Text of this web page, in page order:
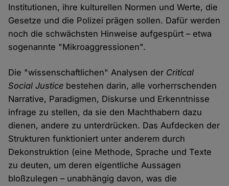
Institutionen, ihre kulturellen Normen und Werte, die
Gesetze und die Polizei prägen sollen. Dafür werden
noch die schwächsten Hinweise aufgespürt – etwa
sogenannte "Mikroaggressionen".
Die "wissenschaftlichen" Analysen der Critical
Social Justice bestehen darin, alle vorherrschenden
Narrative, Paradigmen, Diskurse und Erkenntnisse
infrage zu stellen, da sie den Machthabern dazu
dienen, andere zu unterdrücken. Das Aufdecken der
Strukturen funktioniert unter anderem durch
Dekonstruktion (eine Methode, Sprache und Texte
zu deuten, um deren eigentliche Aussagen
bloßzulegen – unabhängig davon, was die